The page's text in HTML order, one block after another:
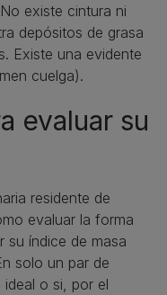
existe cintura ni
depósitos de grasa
Existe una evidente
cuelga).
evaluar su
residente de
evaluar la forma
índice de masa
solo un par de
o si, por el